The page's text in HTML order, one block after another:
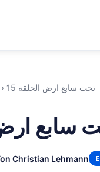
› تحت سابع ارض الحلقة 15
سابع ارض
Christian Lehmann